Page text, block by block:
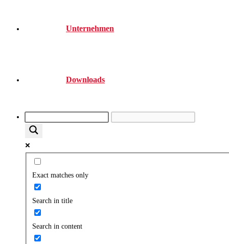
Unternehmen
Downloads
Exact matches only
Search in title
Search in content